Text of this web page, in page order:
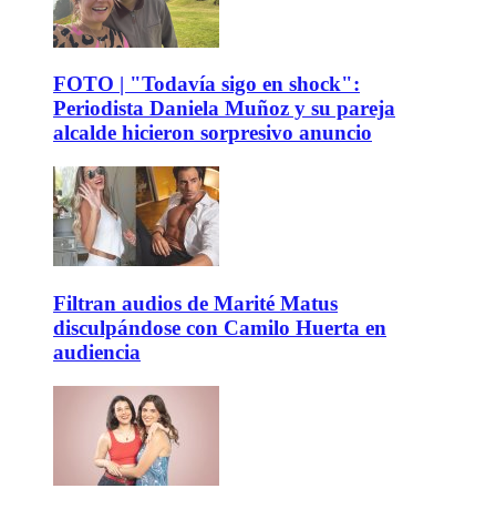
FOTO | "Todavía sigo en shock":
Periodista Daniela Muñoz y su pareja
alcalde hicieron sorpresivo anuncio
Filtran audios de Marité Matus
disculpándose con Camilo Huerta en
audiencia